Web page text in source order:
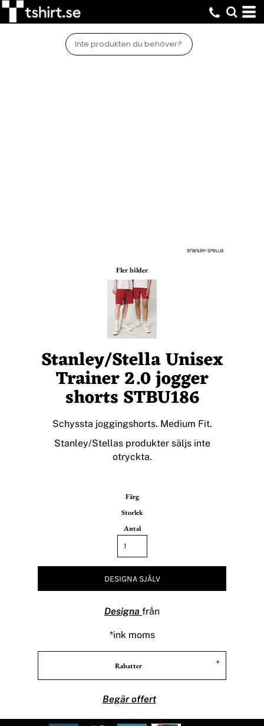
Fler bilder
Stanley/Stella Unisex
Trainer 2.0 jogger
shorts STBU186
Schyssta joggingshorts. Medium Fit.
Stanley/Stellas produkter säljs inte
otryckta.
Färg
Storlek
Antal
DESIGNA SJÄLV
Designa från
*ink moms
Rabatter
Begär offert